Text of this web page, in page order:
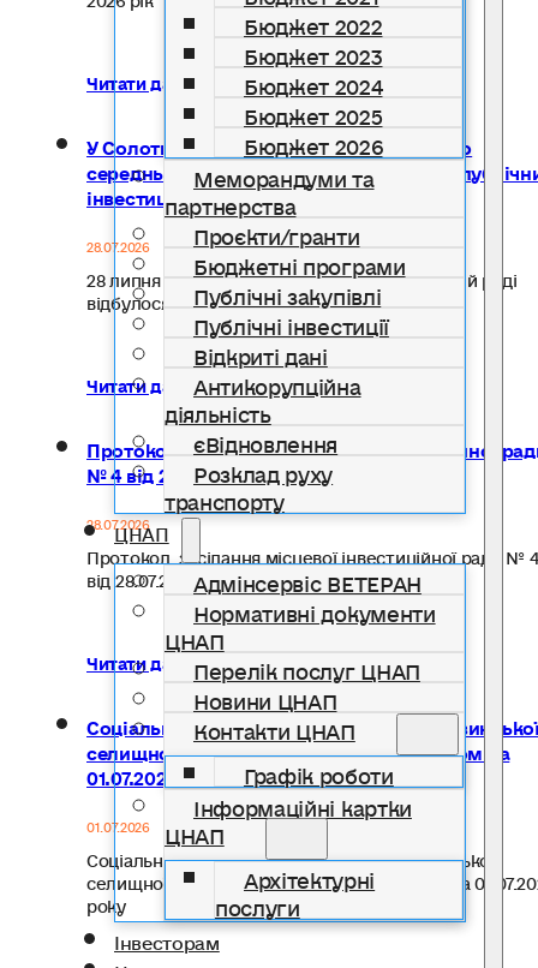
Бюджет 2022
Бюджет 2023
Бюджет 2024
Бюджет 2025
Бюджет 2026
Меморандуми та
партнерства
Проєкти/гранти
Бюджетні програми
Публічні закупівлі
Публічні інвестиції
Відкриті дані
Антикорупційна
діяльність
єВідновлення
Розклад руху
транспорту
ЦНАП
Адмінсервіс ВЕТЕРАН
Нормативні документи
ЦНАП
Перелік послуг ЦНАП
Новини ЦНАП
Контакти ЦНАП
Графік роботи
Інформаційні картки
ЦНАП
Архітектурні
послуги
Інвесторам
Читати далі...
У Солотвинській селищній раді схвалено
середньостроковий план пріоритетних
інвестицій на 2027–2029 роки
28.07.2026
28 липня 2026 року в Солотвинській селищній раді
відбулося засідання…
Читати далі...
Протокол засідання місцевої інвестиційної
№ 4 від 28.07.2026 року
28.07.2026
Протокол засідання місцевої інвестиційної ради № 4
від 28.07.2026 року…
Читати далі...
Соціально-економічний паспорт
селищної територіальної громади станом на
01.07.2026 року
01.07.2026
Соціально-економічний паспорт Солотвинської
селищної територіальної громади станом на
року